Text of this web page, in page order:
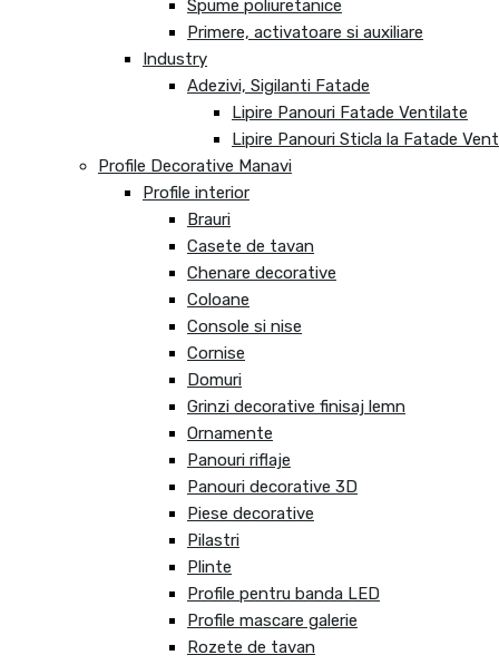
Spume poliuretanice
Primere, activatoare si auxiliare
Industry
Adezivi, Sigilanti Fatade
Lipire Panouri Fatade Ventilate
Lipire Panouri Sticla la Fatade
Profile Decorative Manavi
Profile interior
Brauri
Casete de tavan
Chenare decorative
Coloane
Console si nise
Cornise
Domuri
Grinzi decorative finisaj lemn
Ornamente
Panouri riflaje
Panouri decorative 3D
Piese decorative
Pilastri
Plinte
Profile pentru banda LED
Profile mascare galerie
Rozete de tavan